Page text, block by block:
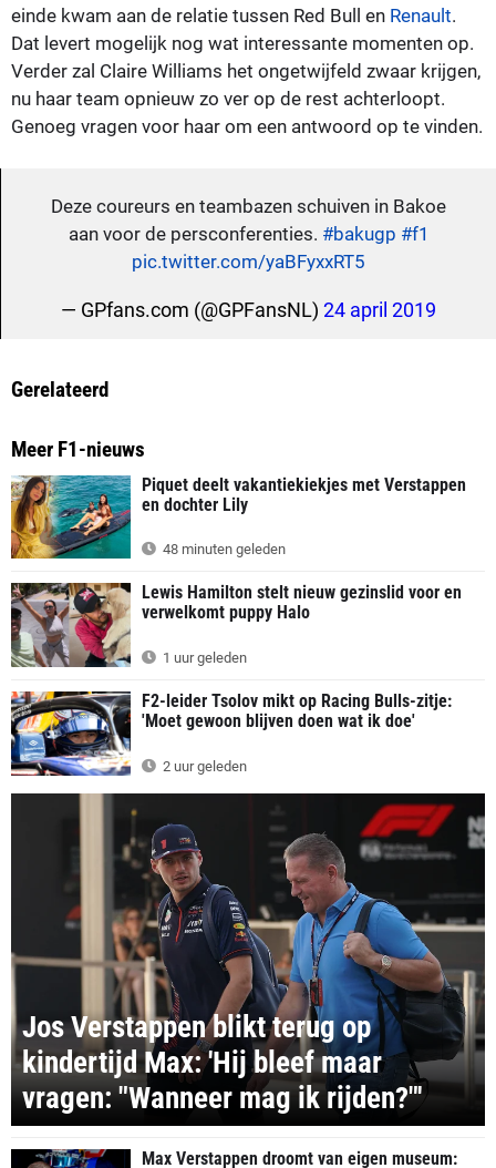
einde kwam aan de relatie tussen Red Bull en Renault.
Dat levert mogelijk nog wat interessante momenten op.
Verder zal Claire Williams het ongetwijfeld zwaar krijgen,
nu haar team opnieuw zo ver op de rest achterloopt.
Genoeg vragen voor haar om een antwoord op te vinden.
Deze coureurs en teambazen schuiven in Bakoe
aan voor de persconferenties. #bakugp #f1
pic.twitter.com/yaBFyxxRT5
— GPfans.com (@GPFansNL) 24 april 2019
Gerelateerd
Meer F1-nieuws
Piquet deelt vakantiekiekjes met Verstappen
en dochter Lily
48 minuten geleden
Lewis Hamilton stelt nieuw gezinslid voor en
verwelkomt puppy Halo
1 uur geleden
F2-leider Tsolov mikt op Racing Bulls-zitje:
'Moet gewoon blijven doen wat ik doe'
2 uur geleden
Jos Verstappen blikt terug op
kindertijd Max: 'Hij bleef maar
vragen: "Wanneer mag ik rijden?"'
Max Verstappen droomt van eigen museum: